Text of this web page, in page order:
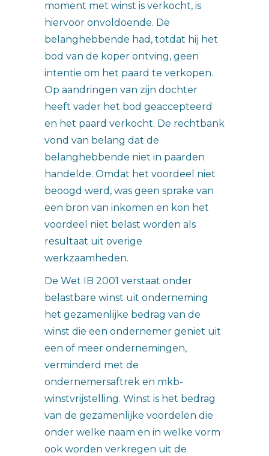
moment met winst is verkocht, is
hiervoor onvoldoende. De
belanghebbende had, totdat hij het
bod van de koper ontving, geen
intentie om het paard te verkopen.
Op aandringen van zijn dochter
heeft vader het bod geaccepteerd
en het paard verkocht. De rechtbank
vond van belang dat de
belanghebbende niet in paarden
handelde. Omdat het voordeel niet
beoogd werd, was geen sprake van
een bron van inkomen en kon het
voordeel niet belast worden als
resultaat uit overige
werkzaamheden.
De Wet IB 2001 verstaat onder
belastbare winst uit onderneming
het gezamenlijke bedrag van de
winst die een ondernemer geniet uit
een of meer ondernemingen,
verminderd met de
ondernemersaftrek en mkb-
winstvrijstelling. Winst is het bedrag
van de gezamenlijke voordelen die
onder welke naam en in welke vorm
ook worden verkregen uit de